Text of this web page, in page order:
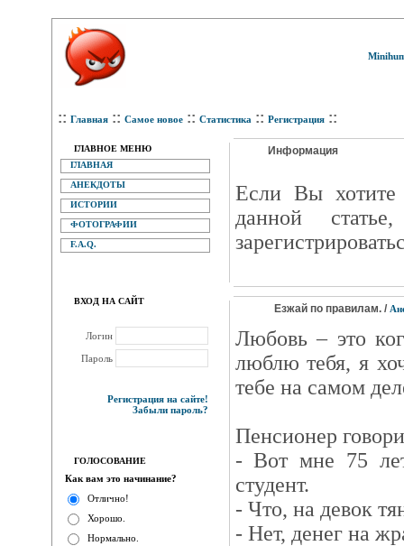
:: Главная :: Самое новое :: Статистика :: Регистрация ::
ГЛАВНОЕ МЕНЮ
ГЛАВНАЯ
АНЕКДОТЫ
ИСТОРИИ
ФОТОГРАФИИ
F.A.Q.
ВХОД НА САЙТ
Логин
Пароль
Регистрация на сайте!
Забыли пароль?
ГОЛОСОВАНИЕ
Как вам это начинание?
Отлично!
Хорошо.
Нормально.
Информация
Eсли Вы хотите
данной
Езжай по правилам. /
Любовь – это
люблю тебя, я
тебе на самом
Пенсионер
- Вот мне 75
студент.
- Что, на девок
- Нет, денег на